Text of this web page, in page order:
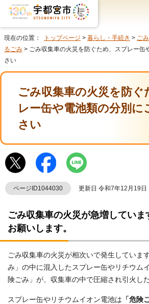
現在の位置： トップページ > 暮らし・手続き > ご
るごみ > ごみ収集車の火災を防ぐため、スプレー缶
さい
ごみ収集車の火災を防ぐ
レー缶や電池類の分別に
さい
ページID1044030 更新日 令和7年12月19日
ごみ収集車の火災が急増していま
お願いします。
ごみ収集車の火災が相次いで発生していま
み」の中に混入したスプレー缶やリチウム
険ごみ」が、収集車の中で圧縮され引火し
スプレー缶やリチウムイオン電池は 「危険